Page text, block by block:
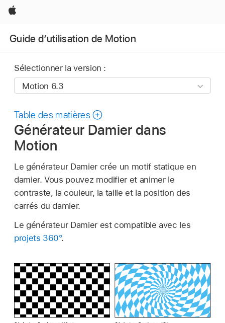
Apple
Guide d’utilisation de Motion
Sélectionner la version :
Table des matières
Générateur Damier dans
Motion
Le générateur Damier crée un motif statique en
damier. Vous pouvez modifier et animer le
contraste, la couleur, la taille et la position des
carrés du damier.
Le générateur Damier est compatible avec les
projets 360°.